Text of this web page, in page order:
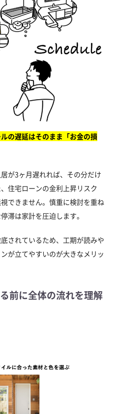
の遅延はそのまま「お金の損
が3ヶ月遅れれば、その分だけ
住宅ローンの金利上昇リスク
できません。慎重に検討を重ね
滞は家計を圧迫します。
されているため、工期が読みや
が立てやすいのが大きなメリッ
前に全体の流れを理解